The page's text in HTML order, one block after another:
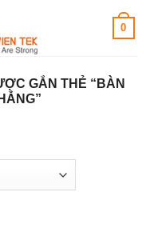
0
GẮN THẺ “BÀN